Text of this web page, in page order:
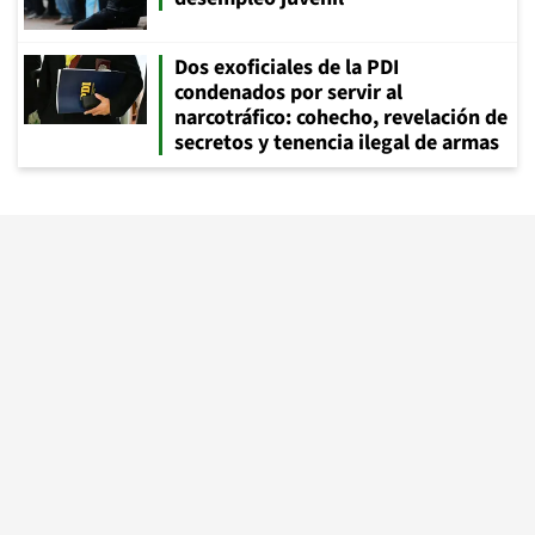
Dos exoficiales de la PDI
condenados por servir al
narcotráfico: cohecho, revelación de
secretos y tenencia ilegal de armas